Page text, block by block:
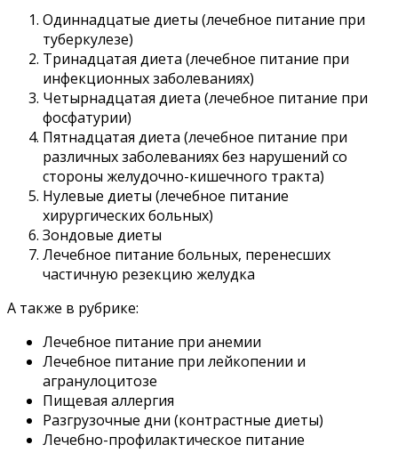
Одиннадцатые диеты (лечебное питание при
туберкулезе)
Тринадцатая диета (лечебное питание при
инфекционных заболеваниях)
Четырнадцатая диета (лечебное питание при
фосфатурии)
Пятнадцатая диета (лечебное питание при
различных заболеваниях без нарушений со
стороны желудочно-кишечного тракта)
Нулевые диеты (лечебное питание
хирургических больных)
Зондовые диеты
Лечебное питание больных, перенесших
частичную резекцию желудка
А также в рубрике:
Лечебное питание при анемии
Лечебное питание при лейкопении и
агранулоцитозе
Пищевая аллергия
Разгрузочные дни (контрастные диеты)
Лечебно-профилактическое питание